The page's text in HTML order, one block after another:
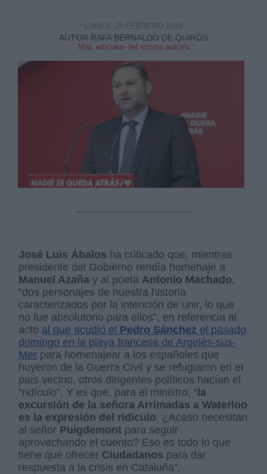
AUTOR RAFA BERNALDO DE QUIRÓS
Mas artículos del mismo autor/a
LUNES, 25 FEBRERO 2019
José Luis Ábalos ha criticado que, mientras
presidente del Gobierno rendía homenaje a
Manuel Azaña y al poeta Antonio Machado,
“dos personajes de nuestra historia
caracterizados por la intención de unir, lo que
no fue absolutorio para ellos”, en referencia al
acto al que acudió el Pedro Sánchez el pasado
domingo en la playa francesa de Argelès-sus-
Mer para homenajear a los españoles que
huyeron de la Guerra Civil y se refugiaron en el
país vecino, otros dirigentes políticos hacían el
“ridículo”. Y es que, para el ministro, “la
excursión de la señora Arrimadas a Waterloo
es la expresión del ridículo. ¿Acaso necesitan
al señor Puigdemont para seguir
aprovechando el cuento? Eso es todo lo que
tiene que ofrecer Ciudadanos para dar
respuesta a la crisis en Cataluña”.
link